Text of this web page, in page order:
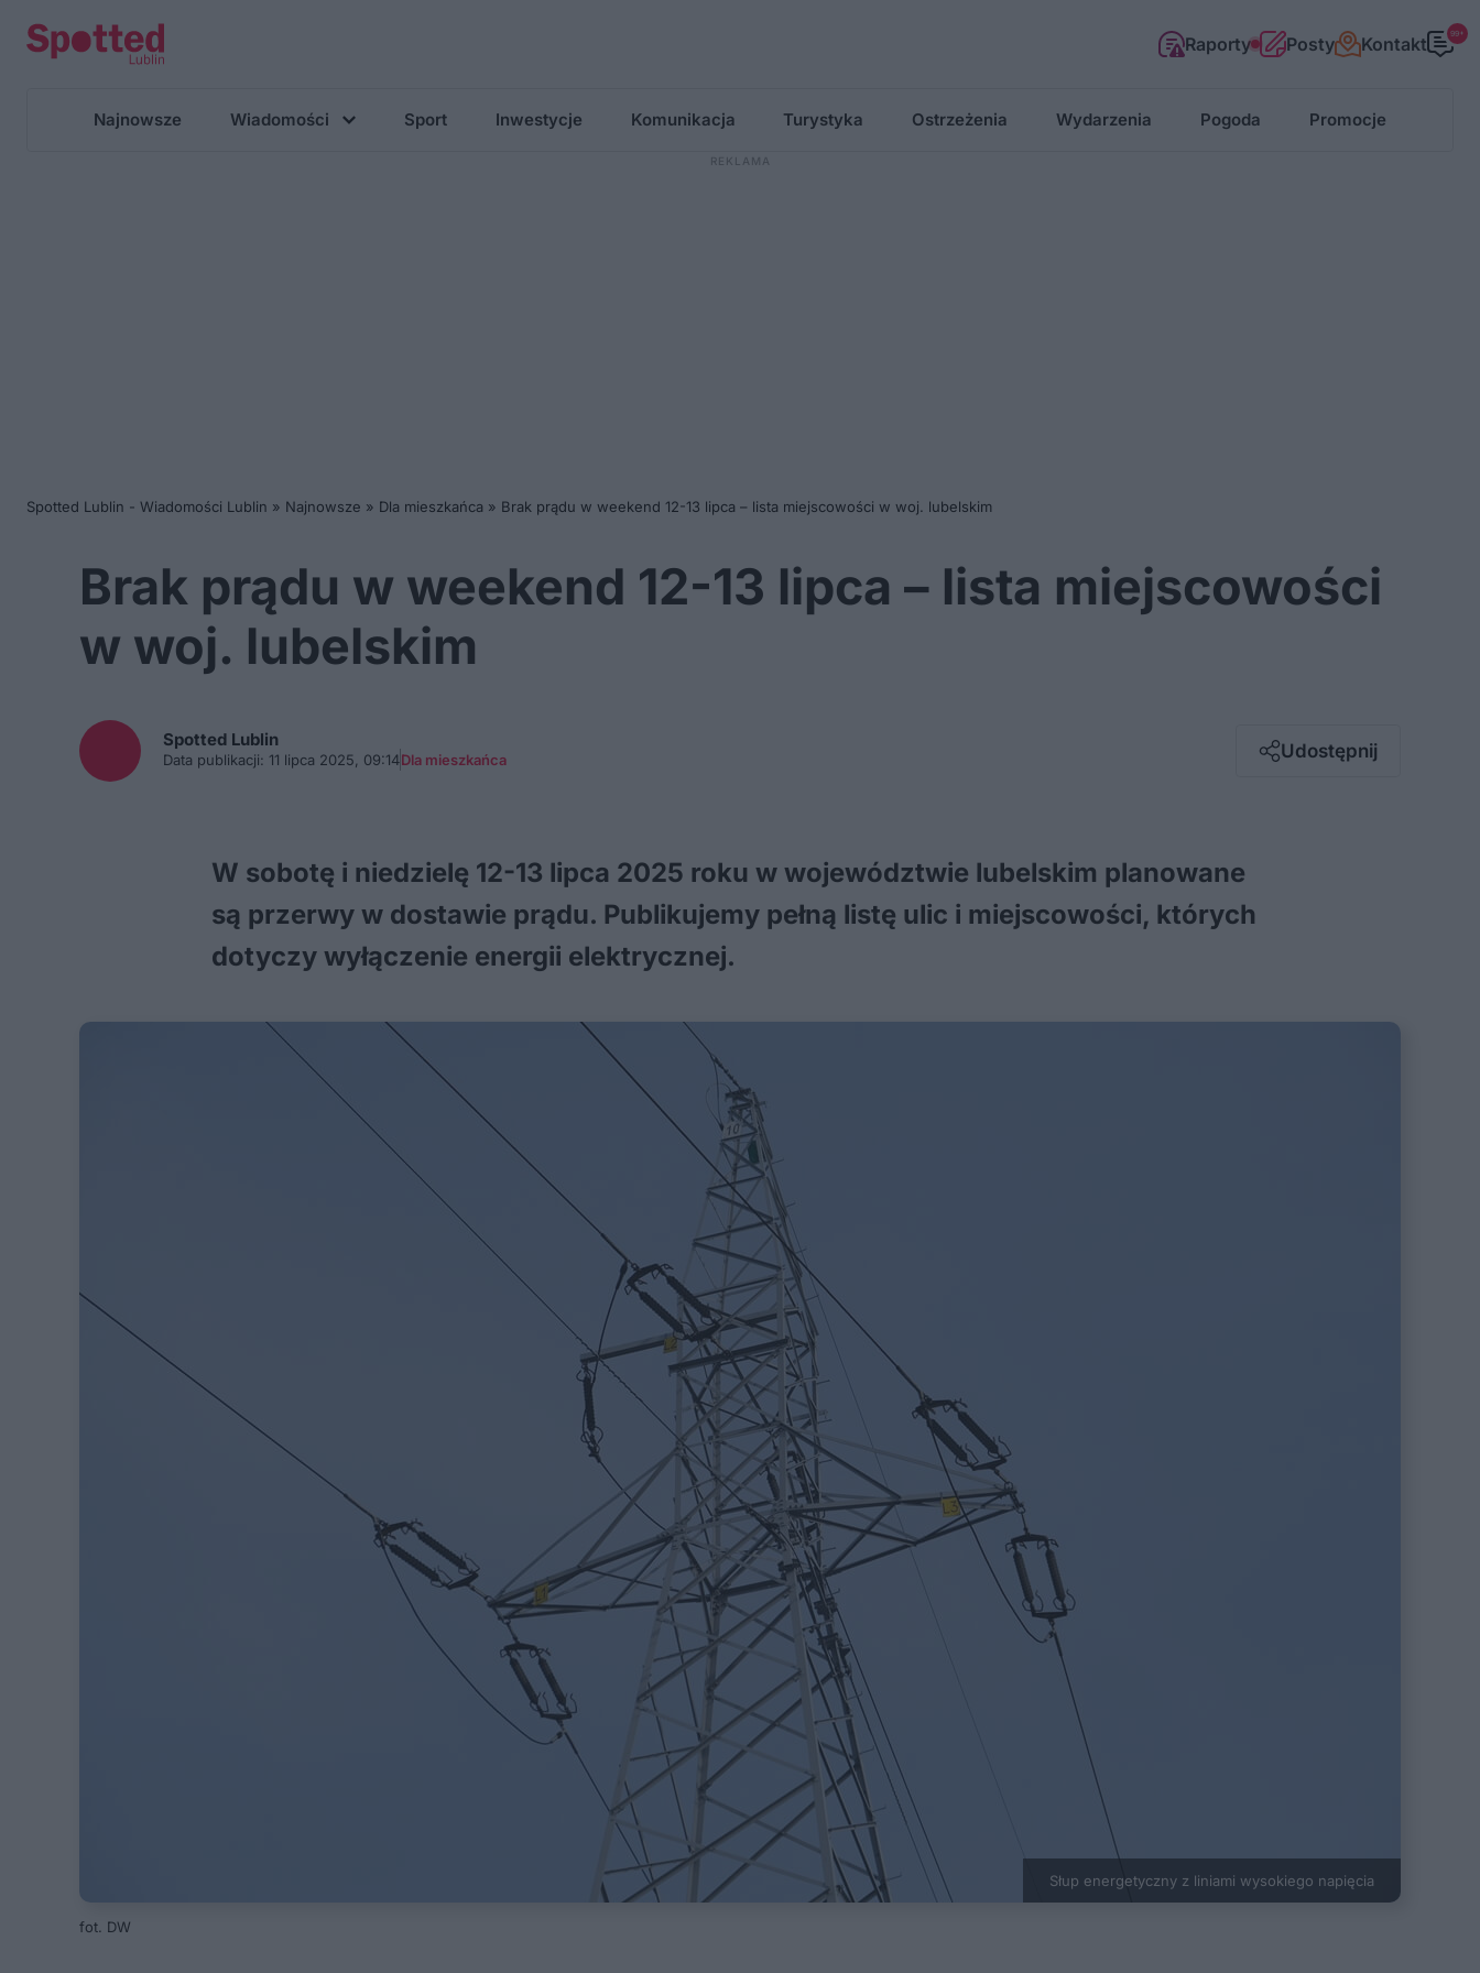
Raporty Posty Kontakt 99+
Najnowsze Wiadomości Sport Inwestycje Komunikacja Turystyka Ostrzeżenia Wydarzenia Pogoda Promocje
Spotted Lublin - Wiadomości Lublin » Najnowsze » Dla mieszkańca » Brak prądu w weekend 12-13 lipca – lista miejscowości w woj. lubelskim
Brak prądu w weekend 12-13 lipca – lista miejscowości
w woj. lubelskim
Spotted Lublin
Data publikacji: 11 lipca 2025, 09:14Dla mieszkańca Udostępnij
Messenger
W sobotę i niedzielę 12-13 lipca 2025 roku w województwie lubelskim planowane
są przerwy w dostawie prądu. Publikujemy pełną listę ulic i miejscowości, których
dotyczy wyłączenie energii elektrycznej.
Słup energetyczny z liniami wysokiego napięcia
fot. DW